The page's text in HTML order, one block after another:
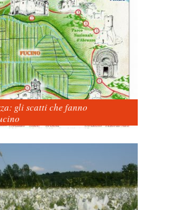
gli scatti che fanno